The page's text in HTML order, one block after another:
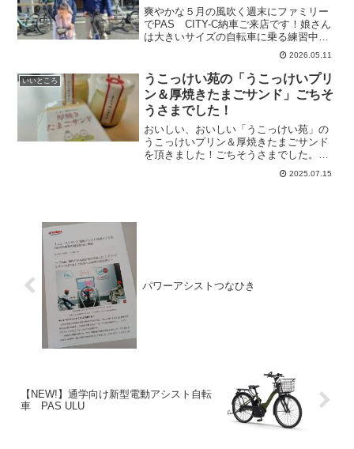
爽やかな５月の風吹く週末にファミリー
でPAS CITY-C納車ご来店です！娘さん
は大きいサイズの自転車に乗る練習中と
のこと。きっともう少ししたら、この
CITY-Cにも乗れますね。木の本をご覧に
なっていたところから、焼津おもちゃ美
術館のことを...
2026.05.11
いいところ
うこっけい苑の「うこっけいプリ
ン＆厚焼きたまごサンド」ごちそ
うさまでした！
おいしい、おいしい「うこっけい苑」の
うこっけいプリン＆厚焼きたまごサンド
を頂きました！ごちそうさまでした。こ
のほかにもどら焼きやソフトクリーム、
などなどいろいろ販売されています。お
2025.07.15
パワーアシストつなひき
【NEW!】通学向け新型電動アシスト自転
車 PAS ULU